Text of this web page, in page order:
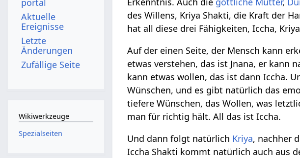
des Willens, Kriya Shakti, die Kraft der
hat all diese drei Fähigkeiten, Iccha,
Auf der einen Seite, der Mensch kann
etwas verstehen, das ist Jnana, er kann
kann etwas wollen, das ist dann Iccha.
Wünschen, und es gibt natürlich das
tiefere Wünschen, das Wollen, was
man für richtig hält. All das ist Iccha.
Und dann folgt natürlich Kriya, nachher
Iccha Shakti kommt natürlich auch aus
portal
Aktuelle
Ereignisse
Letzte
Änderungen
Zufällige Seite
Wikiwerkzeuge
Spezialseiten